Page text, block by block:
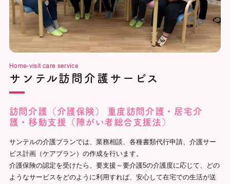
Home-visit care service
サンテル訪問介護サービス
訪問介護（介護保険）
重度訪問介護・居宅介
護・移動支援（障がい者総合支援法）
サンテルの介護プランでは、業務相談、各種書類代行申請、介護サー
ビス計画（ケアプラン）の作成を行います。
介護保険の認定を受けたら、要支援～要介護5の介護度に応じて、どの
ようなサービスをどのように利用すれば、安心して在宅での生活が送